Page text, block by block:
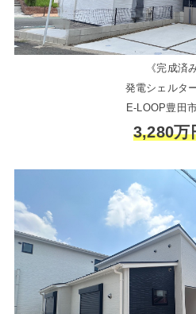
《完成済
発電シェルタ
E-LOOP豊田
3,280万